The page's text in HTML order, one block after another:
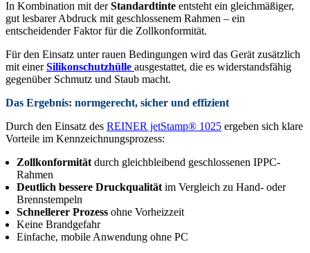
In Kombination mit derStandardtinte entsteht ein gleichmäßiger,
gut lesbarer Abdruck mit geschlossenem Rahmen – ein
entscheidender Faktor für die Zollkonformität.
Für den Einsatz unter rauen Bedingungen wird das Gerät zusätzlich
mit einerSilikonschutzhülle ausgestattet, die es widerstandsfähig
gegenüber Schmutz und Staub macht.
Das Ergebnis: normgerecht, sicher und effizient
Durch den Einsatz des REINER jetStamp® 1025 ergeben sich klare
Vorteile im Kennzeichnungsprozess:
Zollkonformität durch gleichbleibend geschlossenen IPPC-
Rahmen
Deutlich bessere Druckqualität im Vergleich zu Hand- oder
Brennstempeln
Schnellerer Prozess ohne Vorheizzeit
Keine Brandgefahr
Einfache, mobile Anwendung ohne PC